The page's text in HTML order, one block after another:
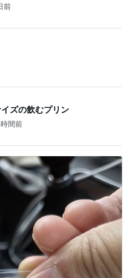
間前
む
かったケジャン